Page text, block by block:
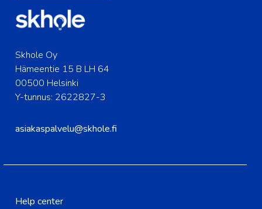
Skhole Oy
Hämeentie 15 B LH 64
00500 Helsinki
Y-tunnus: 2622827-3
asiakaspalvelu@skhole.fi
Help center